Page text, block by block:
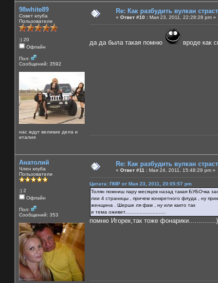
98white89
Совет клуба
Пользователи
:) 20
Офлайн
Пол:
Сообщений: 3592
нас ждут великие дела и
италия
Re: Как разбудить вулкан
« Ответ #10 : Мая 23, 2011, 22:28:28 pm »
да да была такая помню вроде как
Анатолий
Член клуба
Пользователи
:) 2
Офлайн
Пол:
Сообщений: 353
Re: Как разбудить вулкан
« Ответ #11 : Мая 24, 2011, 15:48:29 pm »
Цитата: ПМР от Мая 23, 2011, 20:05:57 pm
Толян помниш пару месяцев назад такая БУБОчка
лии 4 страницы , причем конкретного флуда , ну
женщина . Шерше ля фам , ну или както так
и тема оживет............................
помню Игорек,так тоже